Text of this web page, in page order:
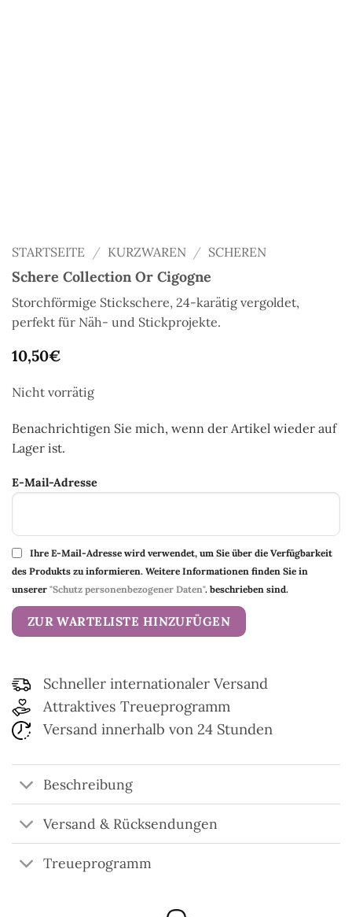
STARTSEITE / KURZWAREN / SCHEREN
Schere Collection Or Cigogne
Storchförmige Stickschere, 24-karätig vergoldet,
perfekt für Näh- und Stickprojekte.
10,50€
Nicht vorrätig
Benachrichtigen Sie mich, wenn der Artikel wieder auf
Lager ist.
E-Mail-Adresse
Ihre E-Mail-Adresse wird verwendet, um Sie über die Verfügbarkeit
des Produkts zu informieren. Weitere Informationen finden Sie in
unserer "Schutz personenbezogener Daten". beschrieben sind.
Schneller internationaler Versand
Attraktives Treueprogramm
Versand innerhalb von 24 Stunden
Beschreibung
Versand & Rücksendungen
Treueprogramm